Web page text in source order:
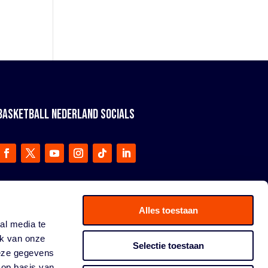
media te
van onze
gegevens
Alles toestaan
Selectie toestaan
NEDERLAND SOCIALS